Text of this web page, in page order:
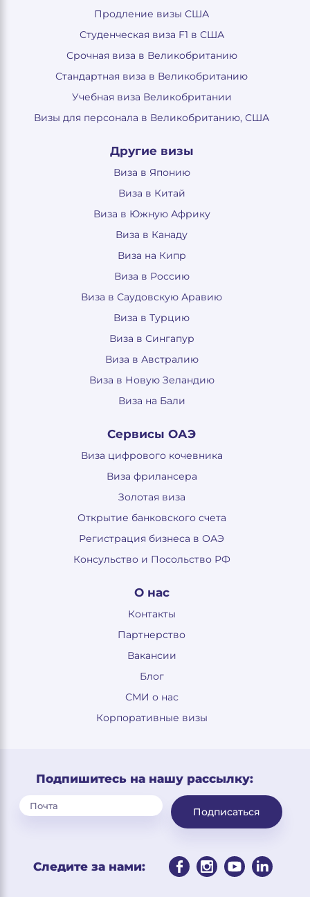
Продление визы США
Студенческая виза F1 в США
Срочная виза в Великобританию
Стандартная виза в Великобританию
Учебная виза Великобритании
Визы для персонала в Великобританию, США
Другие визы
Виза в Японию
Виза в Китай
Виза в Южную Африку
Виза в Канаду
Виза на Кипр
Виза в Россию
Виза в Саудовскую Аравию
Виза в Турцию
Виза в Сингапур
Виза в Австралию
Виза в Новую Зеландию
Виза на Бали
Сервисы ОАЭ
Виза цифрового кочевника
Виза фрилансера
Золотая виза
Открытие банковского счета
Регистрация бизнеса в ОАЭ
Консульство и Посольство РФ
О нас
Контакты
Партнерство
Вакансии
Блог
СМИ о нас
Корпоративные визы
Подпишитесь на нашу рассылку:
Подписаться
Следите за нами: